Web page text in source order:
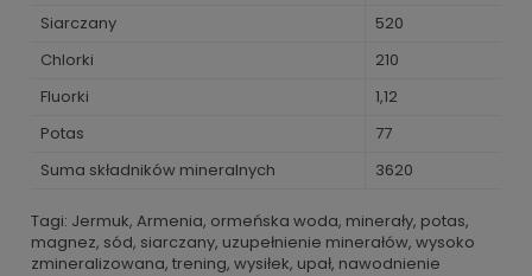
Siarczany
520
Chlorki
210
Fluorki
1,12
Potas
77
Suma składników mineralnych
3620
Tagi: Jermuk, Armenia, ormeńska woda, minerały, potas,
magnez, sód, siarczany, uzupełnienie minerałów, wysoko
zmineralizowana, trening, wysiłek, upał, nawodnienie